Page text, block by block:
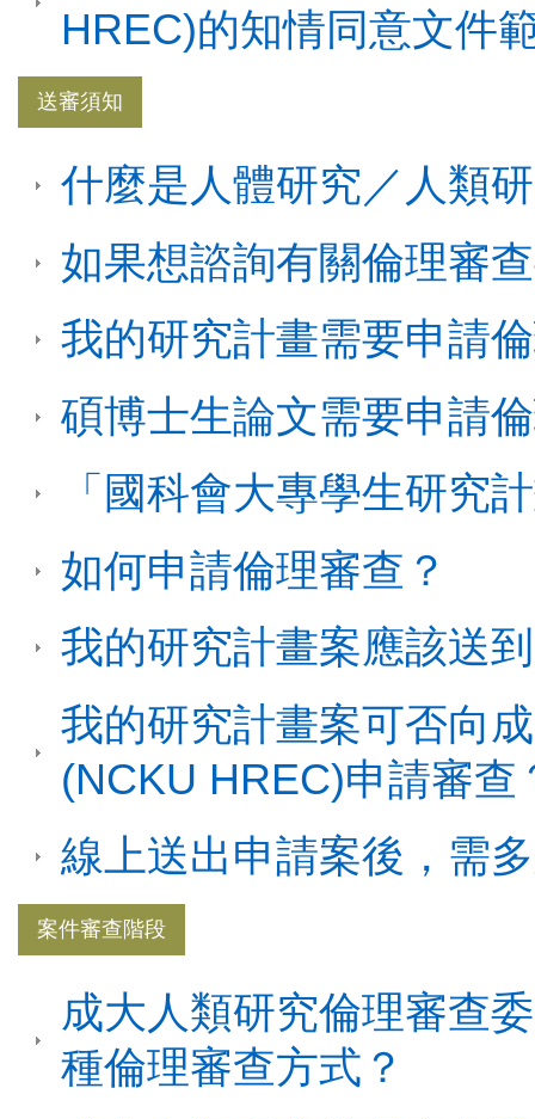
HREC)的知情同意文件
送審須知
什麼是人體研究／人類
如果想諮詢有關倫理審
我的研究計畫需要申請
碩博士生論文需要申請
「國科會大專學生研究
如何申請倫理審查？
我的研究計畫案應該送
我的研究計畫案可否向
(NCKU HREC)申請審查
線上送出申請案後，需
案件審查階段
成大人類研究倫理審查
種倫理審查方式？